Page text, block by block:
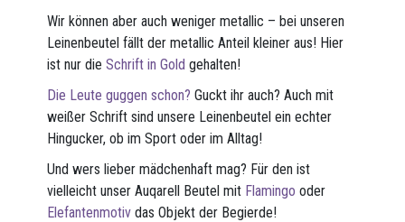
Wir können aber auch weniger metallic – bei unseren
Leinenbeutel fällt der metallic Anteil kleiner aus! Hier
ist nur dieSchrift in Gold gehalten!
Die Leute guggen schon? Guckt ihr auch? Auch mit
weißer Schrift sind unsere Leinenbeutel ein echter
Hingucker, ob im Sport oder im Alltag!
Und wers lieber mädchenhaft mag? Für den ist
vielleicht unser Auqarell Beutel mit Flamingo oder
Elefantenmotiv das Objekt der Begierde!